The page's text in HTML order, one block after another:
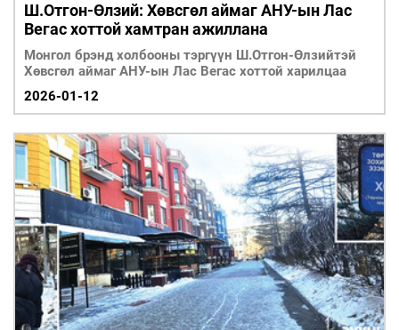
Ш.Отгон-Өлзий: Хөвсгөл аймаг АНУ-ын Лас
Вегас хоттой хамтран ажиллана
Монгол брэнд холбооны тэргүүн Ш.Отгон-Өлзийтэй
Хөвсгөл аймаг АНУ-ын Лас Вегас хоттой харилцаа
2026-01-12